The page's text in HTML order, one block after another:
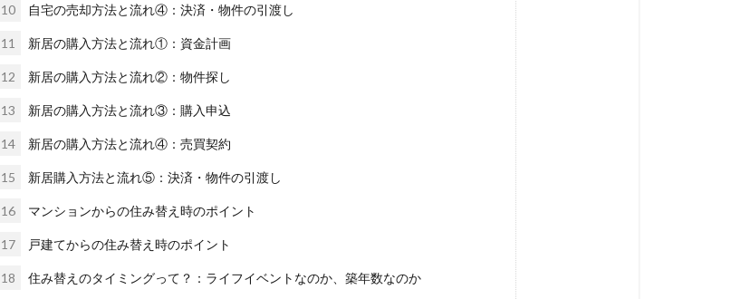
10 自宅の売却方法と流れ④：決済・物件の引渡し
11 新居の購入方法と流れ①：資金計画
12 新居の購入方法と流れ②：物件探し
13 新居の購入方法と流れ③：購入申込
14 新居の購入方法と流れ④：売買契約
15 新居購入方法と流れ⑤：決済・物件の引渡し
16 マンションからの住み替え時のポイント
17 戸建てからの住み替え時のポイント
18 住み替えのタイミングって？：ライフイベントなのか、築年数なのか